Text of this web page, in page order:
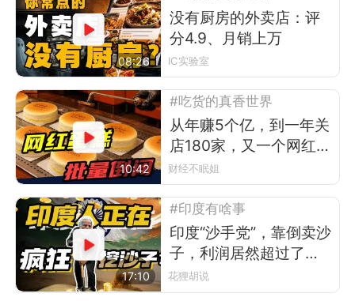
08:26
没有厨房的外卖店：评
分4.9、月销上万
IC实验室
10:42
#吃货的真香世界
从年赚5个亿，到一年关
店180家，又一个网红排
队王倒下
财经不眠姐
17:10
#印度有啥事
印度“沙手党”，靠倒卖沙
子，利润居然超过了走
私黄金？
花狸胡说